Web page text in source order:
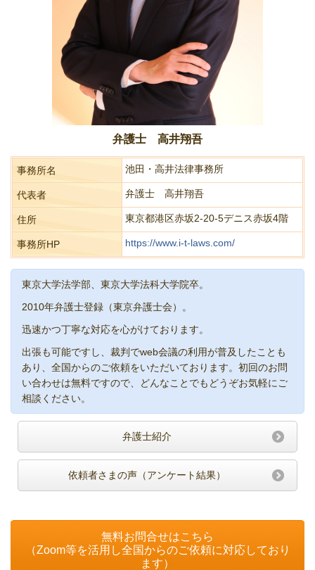
弁護士 高井翔吾
事務所名 池田・高井法律事務所
代表者 弁護士 高井翔吾
住所 東京都港区赤坂2-20-5デニス赤坂4階
事務所HP https://www.i-t-laws.com/
東京大学法学部、東京大学法科大学院卒。
2010年弁護士登録（東京弁護士会）。
迅速かつ丁寧な対応を心がけております。
出張も可能ですし、裁判でweb会議の利用が普及したことも
あり、全国からのご依頼をいただいております。初回のお問
い合わせは無料ですので、どんなことでもどうぞお気軽にご
相談ください。
弁護士紹介
依頼者さまの声（アンケート結果）
無料お問合せはこちら
（Zoom等を活用し全国からのご依頼に対応しており
ます）